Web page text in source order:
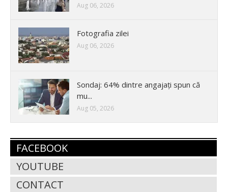
Aug 06, 2026
Fotografia zilei
Aug 06, 2026
Sondaj: 64% dintre angajați spun că
mu...
Aug 05, 2026
FACEBOOK
YOUTUBE
CONTACT